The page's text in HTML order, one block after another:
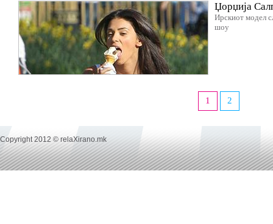
Џорџија
Ирскиот модел
шоу
1 2
Copyright 2012 © relaXirano.mk